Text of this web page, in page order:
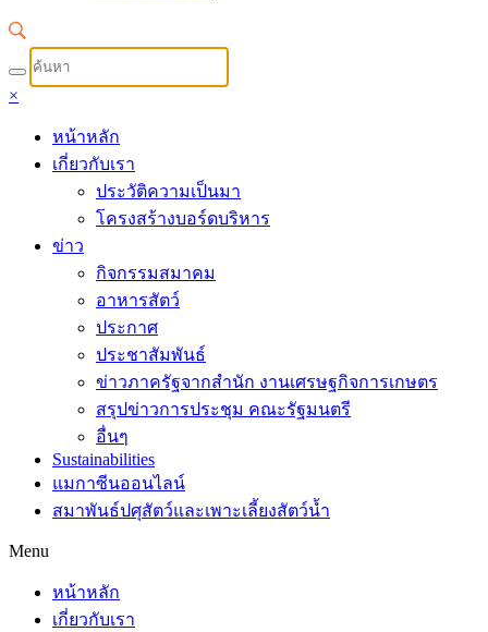
×
หน้าหลัก
เกี่ยวกับเรา
ประวัติความเป็นมา
โครงสร้างบอร์ดบริหาร
ข่าว
กิจกรรมสมาคม
อาหารสัตว์
ประกาศ
ประชาสัมพันธ์
ข่าวภาครัฐจากสำนัก งานเศรษฐกิจการเกษตร
สรุปข่าวการประชุม คณะรัฐมนตรี
อื่นๆ
Sustainabilities
แมกาซีนออนไลน์
สมาพันธ์ปศุสัตว์และเพาะเลี้ยงสัตว์น้ำ
Menu
หน้าหลัก
เกี่ยวกับเรา